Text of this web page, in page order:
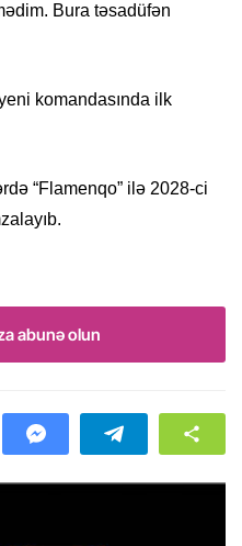
Bura təsadüfən
komandasında ilk
“Flamenqo” ilə 2028-ci
abunə olun